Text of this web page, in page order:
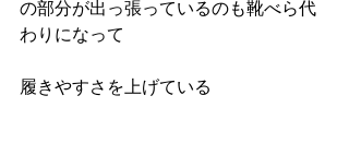
の部分が出っ張っているのも靴べら代
わりになって
履きやすさを上げている